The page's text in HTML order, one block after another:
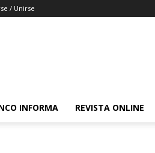
/ Unirse
INFORMA REVISTA ONLINE